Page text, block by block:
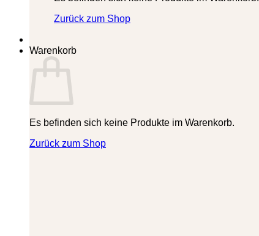
Zurück zum Shop
Warenkorb
Es befinden sich keine Produkte im Warenkorb.
Zurück zum Shop